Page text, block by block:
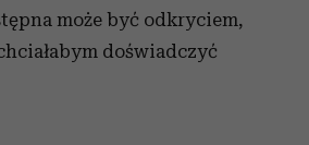
może być odkryciem,
doświadczyć